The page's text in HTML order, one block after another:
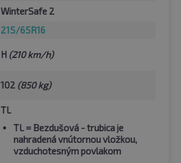
WinterSafe 2
215/65R16
H (210 km/h)
102 (850 kg)
TL
TL= Bezdušová - trubica je
nahradená vnútornou vložkou,
vzduchotesným povlakom